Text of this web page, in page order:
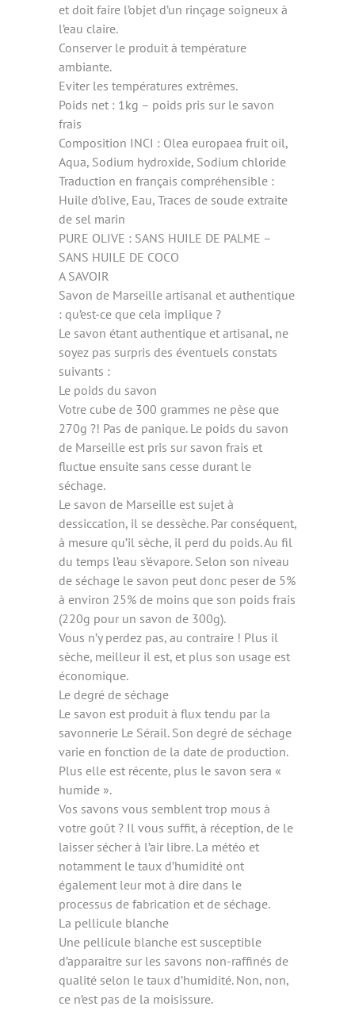
et doit faire l’objet d’un rinçage soigneux à
l’eau claire.
Conserver le produit à température
ambiante.
Eviter les températures extrêmes.
Poids net : 1kg – poids pris sur le savon
frais
Composition INCI : Olea europaea fruit oil,
Aqua, Sodium hydroxide, Sodium chloride
Traduction en français compréhensible :
Huile d’olive, Eau, Traces de soude extraite
de sel marin
PURE OLIVE : SANS HUILE DE PALME –
SANS HUILE DE COCO
A SAVOIR
Savon de Marseille artisanal et authentique
: qu’est-ce que cela implique ?
Le savon étant authentique et artisanal, ne
soyez pas surpris des éventuels constats
suivants :
Le poids du savon
Votre cube de 300 grammes ne pèse que
270g ?! Pas de panique. Le poids du savon
de Marseille est pris sur savon frais et
fluctue ensuite sans cesse durant le
séchage.
Le savon de Marseille est sujet à
dessiccation, il se dessèche. Par conséquent,
à mesure qu’il sèche, il perd du poids. Au fil
du temps l’eau s’évapore. Selon son niveau
de séchage le savon peut donc peser de 5%
à environ 25% de moins que son poids frais
(220g pour un savon de 300g).
Vous n’y perdez pas, au contraire ! Plus il
sèche, meilleur il est, et plus son usage est
économique.
Le degré de séchage
Le savon est produit à flux tendu par la
savonnerie Le Sérail. Son degré de séchage
varie en fonction de la date de production.
Plus elle est récente, plus le savon sera «
humide ».
Vos savons vous semblent trop mous à
votre goût ? Il vous suffit, à réception, de le
laisser sécher à l’air libre. La météo et
notamment le taux d’humidité ont
également leur mot à dire dans le
processus de fabrication et de séchage.
La pellicule blanche
Une pellicule blanche est susceptible
d’apparaitre sur les savons non-raffinés de
qualité selon le taux d’humidité. Non, non,
ce n’est pas de la moisissure.